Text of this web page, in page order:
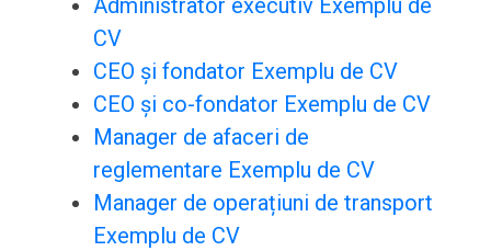
Administrator executiv Exemplu de
CV
CEO și fondator Exemplu de CV
CEO și co-fondator Exemplu de CV
Manager de afaceri de
reglementare Exemplu de CV
Manager de operațiuni de transport
Exemplu de CV